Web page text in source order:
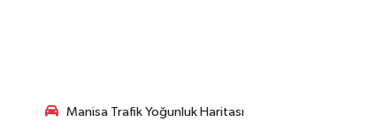
Manisa Trafik Yoğunluk Haritası